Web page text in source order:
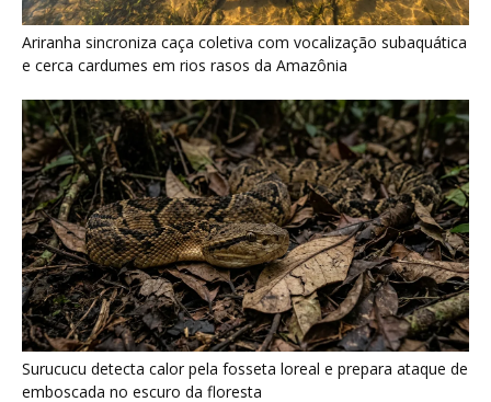
Surucucu detecta calor pela fosseta loreal e prepara ataque de
emboscada no escuro da floresta
Últimas noticias
Infovias subfluviais podem ampliar internet na
Amazônia
8 de agosto de 2026
Surubim usa barbilhões com receptores
gustativos e táteis para caçar no...
8 de agosto de 2026